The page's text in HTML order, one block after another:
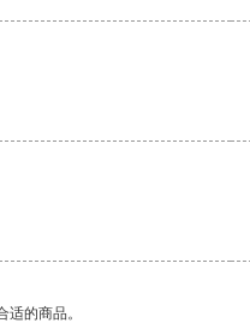
的商品。